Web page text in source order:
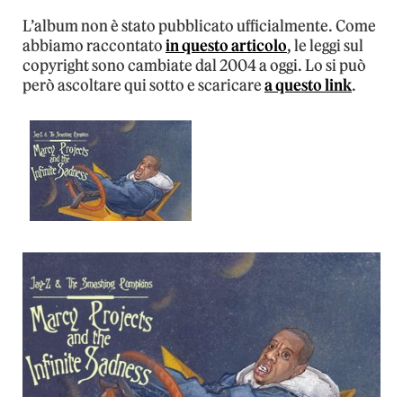
L’album non è stato pubblicato ufficialmente. Come
abbiamo raccontatoin questo articolo, le leggi sul
copyright sono cambiate dal 2004 a oggi. Lo si può
però ascoltare qui sotto e scaricarea questo link.